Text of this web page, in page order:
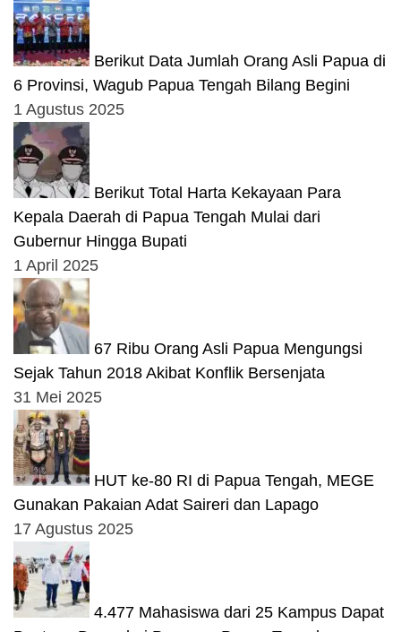
Berikut Data Jumlah Orang Asli Papua di
6 Provinsi, Wagub Papua Tengah Bilang Begini
1 Agustus 2025
Berikut Total Harta Kekayaan Para
Kepala Daerah di Papua Tengah Mulai dari
Gubernur Hingga Bupati
1 April 2025
67 Ribu Orang Asli Papua Mengungsi
Sejak Tahun 2018 Akibat Konflik Bersenjata
31 Mei 2025
HUT ke-80 RI di Papua Tengah, MEGE
Gunakan Pakaian Adat Saireri dan Lapago
17 Agustus 2025
4.477 Mahasiswa dari 25 Kampus Dapat